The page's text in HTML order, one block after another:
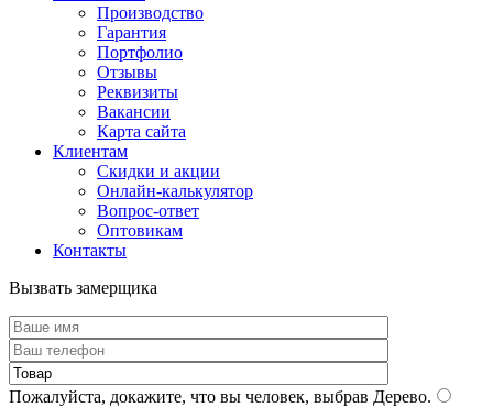
Производство
Гарантия
Портфолио
Отзывы
Реквизиты
Вакансии
Карта сайта
Клиентам
Скидки и акции
Онлайн-калькулятор
Вопрос-ответ
Оптовикам
Контакты
Вызвать замерщика
Пожалуйста, докажите, что вы человек, выбрав Дерево.